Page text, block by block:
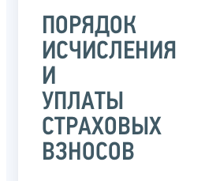
ПОРЯДОК
ИСЧИСЛЕНИЯ
И
УПЛАТЫ
СТРАХОВЫХ
ВЗНОСОВ